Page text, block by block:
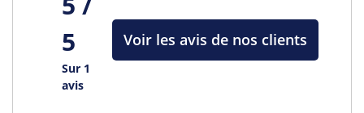
5
Sur 1
avis
Voir les avis de nos clients